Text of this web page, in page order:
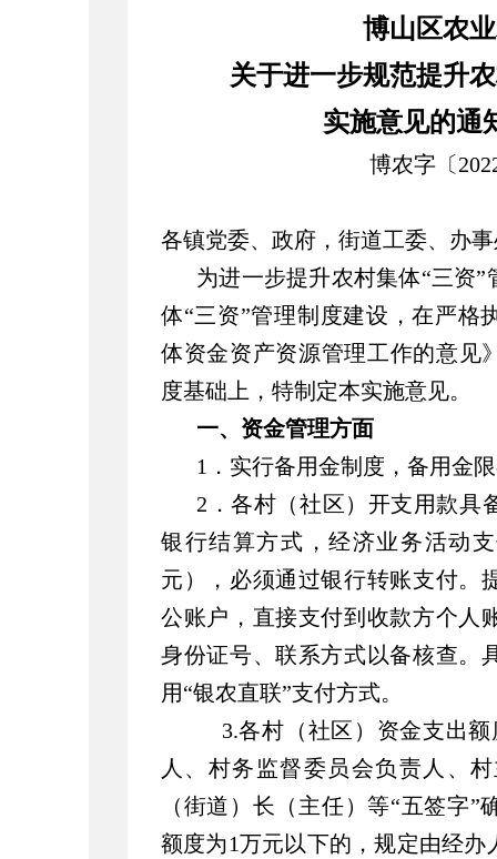
博山区农
关于进一步规范提升
实施意见的通
博农字〔
各镇党委、政府，街道工委、办
为进一步提升农村集体“三资
体“三资”管理制度建设，在严格
体资金资产资源管理工作的意见
度基础上，特制定本实施意见。
一、资金管理方面
1．实行备用金制度，备用金
2．各村（社区）开支用款具
银行结算方式，经济业务活动
元），必须通过银行转账支付。
公账户，直接支付到收款方个人
身份证号、联系方式以备核查。
用“银农直联”支付方式。
3.各村（社区）资金支出额
人、村务监督委员会负责人、
（街道）长（主任）等“五签字
额度为1万元以下的，规定由经